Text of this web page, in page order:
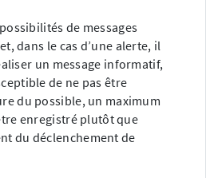
de messages
dans le cas d’une alerte, il
un message informatif,
de ne pas être
du possible, un maximum
enregistré plutôt que
du déclenchement de